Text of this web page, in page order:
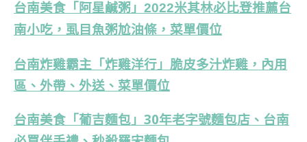
台南美食「阿星鹹粥」2022米其林必比登推薦台
南小吃，虱目魚粥尬油條，菜單價位
台南炸雞霸主「炸雞洋行」脆皮多汁炸雞，內用
區、外帶、外送、菜單價位
台南美食「葡吉麵包」30年老字號麵包店、台南